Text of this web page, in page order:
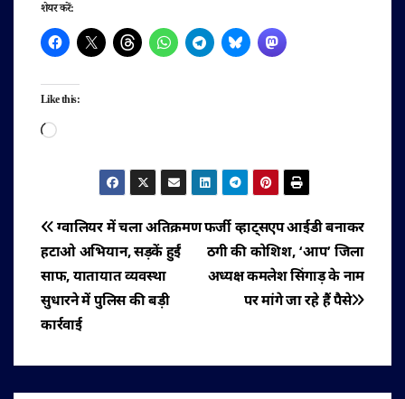
शेयर करें:
Like this:
Loading…
पोस्ट
नेविगेशन
फर्जी व्हाट्सएप आईडी बनाकर
ठगी की कोशिश, ‘आप’ जिला
अध्यक्ष कमलेश सिंगाड़ के नाम
पर मांगे जा रहे हैं पैसे
ग्वालियर में चला अतिक्रमण
हटाओ अभियान, सड़कें हुईं
साफ, यातायात व्यवस्था
सुधारने में पुलिस की बड़ी
कार्रवाई